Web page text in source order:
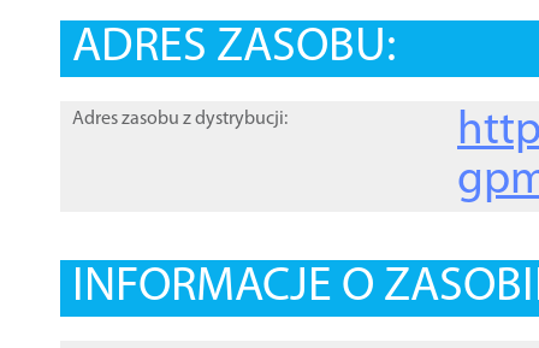
ADRES ZASOBU:
Adres zasobu z dystrybucji:
INFORMACJE O